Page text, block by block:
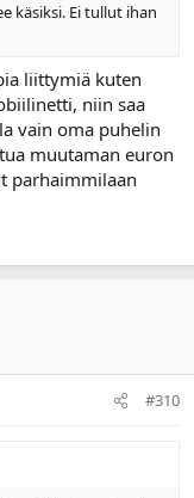
käsiksi. Ei tullut ihan
liittymiä kuten
niin saa
vain oma puhelin
muutaman euron
parhaimmilaan
#310